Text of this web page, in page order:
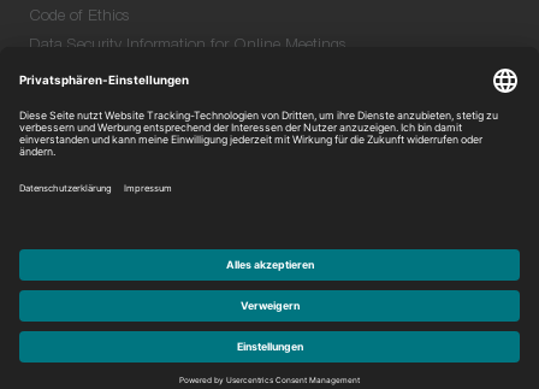
Code of Ethics
Data Security Information for Online Meetings
(PDF)
Einkaufsbedingungen (PDF)
© Niterra. Alle Rechte vorbehalten.